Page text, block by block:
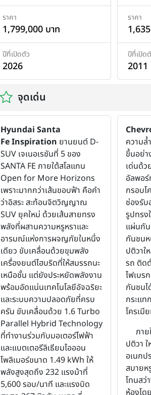
ราคา
1,799,000 บาท
ปีที่เปิดตัว
2026
ราคา
ปีที่เปิด
2011
จุดเด่น
Hyundai Santa
Fe Inspiration ยานยนต์ D-
SUV เจเนอเรชันที่ 5 ของ
SANTA FE ภายใต้สโลแกน
Open for More Horizons
เพราะมากกว่าเส้นขอบฟ้า คือคำ
ว่าอิสระ สะท้อนจิตวิญญาณ
SUV ยุคใหม่ ด้วยเส้นสายทรง
พลังที่ผสานความหรูหราและ
อารมณ์แห่งการผจญภัยในหนึ่ง
เดียว ขับเคลื่อนด้วยขุมพลัง
เครื่องยนต์ไฮบริดที่ให้สมรรถนะ
เหนือชั้น แต่ยังประหยัดพลังงาน
พร้อมอัดแน่นเทคโนโลยีอัจฉริยะ
และระบบความปลอดภัยที่ครบ
ครัน ขับเคลื่อนด้วย 1.6 Turbo
Parallel Hybrid Technology
ที่ทำงานร่วมกับมอเตอร์ไฟฟ้า
และแบตเตอรีลิเธียมไอออน
โพลิเมอร์ขนาด 1.49 kWh ให้
พลังสูงสุดถึง 232 แรงม้าที่
5,600 รอบ/นาที และแรงบิด
ความล้
ขึ้นอย่า
เด่นด้ว
อัลพอ
กรอบโ
ช่องรับ
รูปทรง
แผ่นกั
กันชนห
ปติวา
รถ ติด
ไฟเบร
กันชน
กระแท
โครเมี
ภาย
ปติวา
อเนกป
สบายห
โทนสว่
ห้องโด